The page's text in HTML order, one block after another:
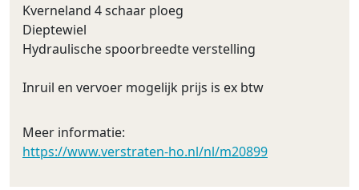
Kverneland 4 schaar ploeg
Dieptewiel
Hydraulische spoorbreedte verstelling
Inruil en vervoer mogelijk prijs is ex btw
Meer informatie:
https://www.verstraten-ho.nl/nl/m20899